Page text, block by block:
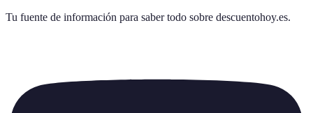
Tu fuente de información para saber todo sobre descuentohoy.es.